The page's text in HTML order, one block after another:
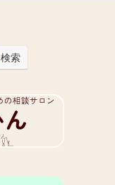
検索